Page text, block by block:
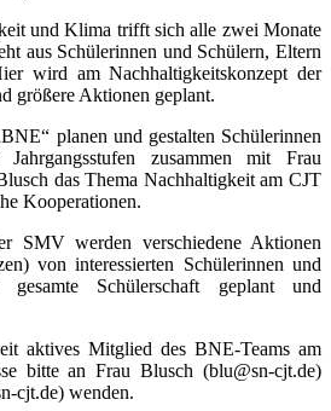
und Klima trifft sich alle zwei Monate
aus Schülerinnen und Schülern, Eltern
wird am Nachhaltigkeitskonzept der
größere Aktionen geplant.
planen und gestalten Schülerinnen
zusammen mit Frau
das Thema Nachhaltigkeit am CJT
Kooperationen.
SMV werden verschiedene Aktionen
von interessierten Schülerinnen und
Schülerschaft geplant und
aktives Mitglied des BNE-Teams am
bitte an Frau Blusch (blu@sn-cjt.de)
cjt.de) wenden.